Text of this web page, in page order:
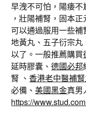
早洩不可怕，陽痿
，壯陽補腎，固本
可以通過服用一些
地黃丸、五子衍宗
以了。一般推薦購買
延時膠囊、德國必邦
腎 、香港老中醫補
必備、美國黑金真男
https://